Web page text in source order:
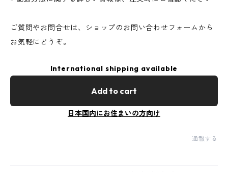
ご質問やお問合せは、ショップのお問い合わせフォームから
お気軽にどうぞ。
International shipping available
Add to cart
日本国内にお住まいの方向け
通報する